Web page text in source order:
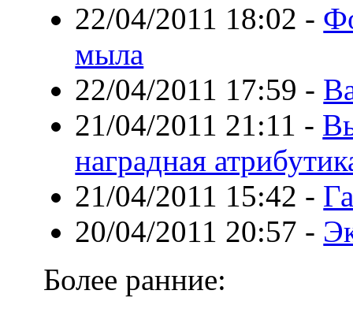
22/04/2011 18:02 -
мыла
22/04/2011 17:59 -
21/04/2011 21:11 -
наградная
21/04/2011 15:42 -
20/04/2011 20:57 -
Более ранние: